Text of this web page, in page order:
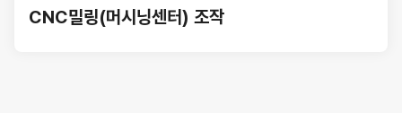
CNC밀링(머시닝센터) 조작